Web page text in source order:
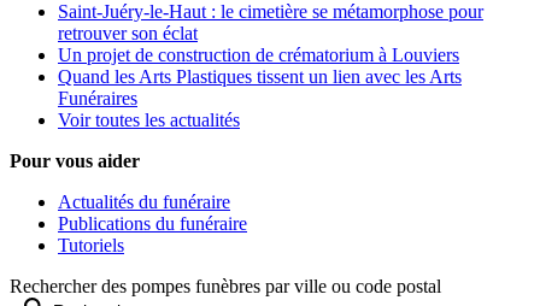
Saint-Juéry-le-Haut : le cimetière se métamorphose pour
retrouver son éclat
Un projet de construction de crématorium à Louviers
Quand les Arts Plastiques tissent un lien avec les Arts
Funéraires
Voir toutes les actualités
Pour vous aider
Actualités du funéraire
Publications du funéraire
Tutoriels
Rechercher des pompes funèbres par ville ou code postal